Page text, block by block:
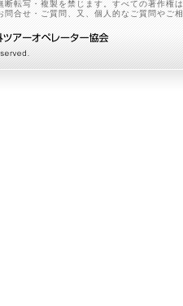
断転写・複製を禁じます。すべての著作権
合せ・ご質問、又、個人的なご質問やご